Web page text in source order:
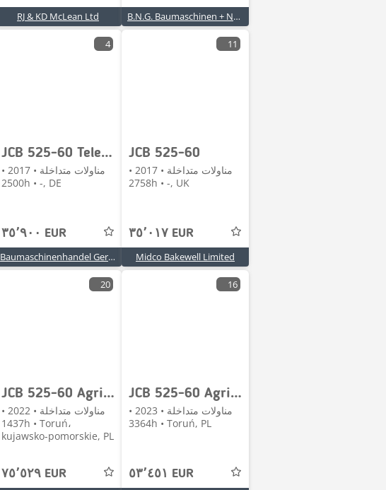
RJ & KD McLean Ltd
B.N.G. Baumaschinen + Nutzfahrzeuge GmbH
4
JCB 525-60 Teleskoplader/Telelader/INKL Palettengabel
مناولات متداخلة • 2017 •
2500h • -, DE
٣٥٬٩٠٠ EUR
Baumaschinenhandel Gerben De Hoog
11
JCB 525-60
مناولات متداخلة • 2017 •
2758h • -, UK
٣٥٬٠١٧ EUR
Midco Bakewell Limited
20
JCB 525-60 Agri Plus
مناولات متداخلة • 2022 •
1437h • Toruń،
kujawsko-pomorskie, PL
٧٥٬٥٢٩ EUR
16
JCB 525-60 Agri Plus
مناولات متداخلة • 2023 •
3364h • Toruń, PL
٥٣٬٤٥١ EUR